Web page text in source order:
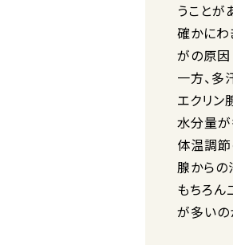
うことが
確かにわ
がの原因
一方、多
エクリン
水分量が
体温調節
腺からの
もちろん
が多いの